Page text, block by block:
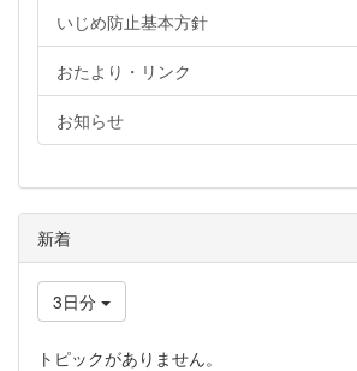
いじめ防止基本方針
おたより・リンク
お知らせ
新着
3日分
トピックがありません。